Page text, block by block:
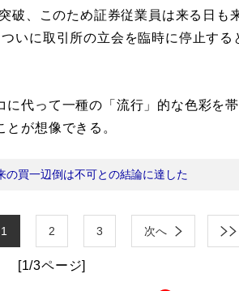
破、このため証券従業員は来る日も
いに取引所の立会を臨時に停止する
代って一種の「流行」的な色彩を
が想像できる。
の買一辺倒は不可との結論に達した
1 2 3 次へ
[1/3ページ]